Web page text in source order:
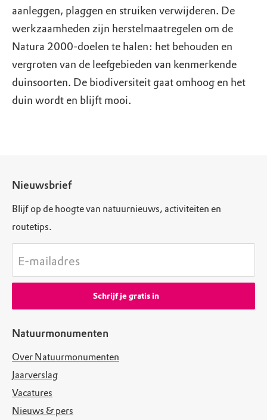
aanleggen, plaggen en struiken verwijderen. De
werkzaamheden zijn herstelmaatregelen om de
Natura 2000-doelen te halen: het behouden en
vergroten van de leefgebieden van kenmerkende
duinsoorten. De biodiversiteit gaat omhoog en het
duin wordt en blijft mooi.
Natuurmonumenten
Over Natuurmonumenten
Jaarverslag
Vacatures
Nieuws & pers
Nieuwsbrief
Blijf op de hoogte van natuurnieuws, activiteiten en
routetips.
E-mailadres
Schrijf je gratis in